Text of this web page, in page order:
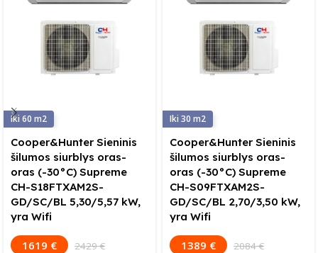
60
Cooper&Hunter Sieninis
šilumos siurblys oras-
oras (-30°C) Supreme
CH-S18FTXAM2S-
GD/SC/BL 5,30/5,57 kW,
yra Wifi
1619 € 2429 €
30
Cooper&Hunter Sieninis
šilumos siurblys oras-
oras (-30°C) Supreme
CH-S09FTXAM2S-
GD/SC/BL 2,70/3,50 kW,
yra Wifi
1389 € 2084 €